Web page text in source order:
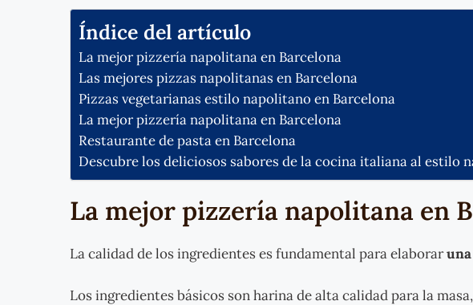
Índice del artículo
La mejor pizzería napolitana en Barcelona
Las mejores pizzas napolitanas en Barcelona
Pizzas vegetarianas estilo napolitano en Barcelona
La mejor pizzería napolitana en Barcelona
Restaurante de pasta en Barcelona
Descubre los deliciosos sabores de la cocina italiana al estilo
La mejor pizzería napolitana en
La calidad de los ingredientes es fundamental para elaboraruna
Los ingredientes básicos son harina de alta calidad para la